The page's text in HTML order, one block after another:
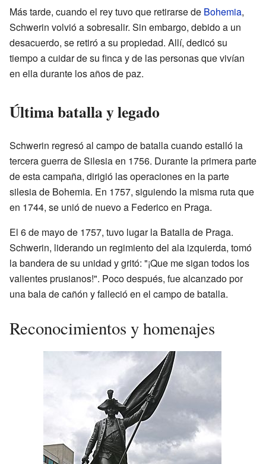
Más tarde, cuando el rey tuvo que retirarse de Bohemia,
Schwerin volvió a sobresalir. Sin embargo, debido a un
desacuerdo, se retiró a su propiedad. Allí, dedicó su
tiempo a cuidar de su finca y de las personas que vivían
en ella durante los años de paz.
Última batalla y legado
Schwerin regresó al campo de batalla cuando estalló la
tercera guerra de Silesia en 1756. Durante la primera parte
de esta campaña, dirigió las operaciones en la parte
silesia de Bohemia. En 1757, siguiendo la misma ruta que
en 1744, se unió de nuevo a Federico en Praga.
El 6 de mayo de 1757, tuvo lugar la Batalla de Praga.
Schwerin, liderando un regimiento del ala izquierda, tomó
la bandera de su unidad y gritó: "¡Que me sigan todos los
valientes prusianos!". Poco después, fue alcanzado por
una bala de cañón y falleció en el campo de batalla.
Reconocimientos y homenajes